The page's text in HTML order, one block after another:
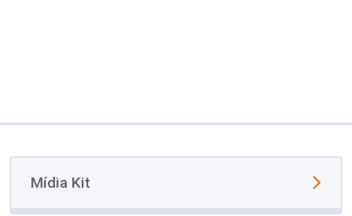
Mídia Kit